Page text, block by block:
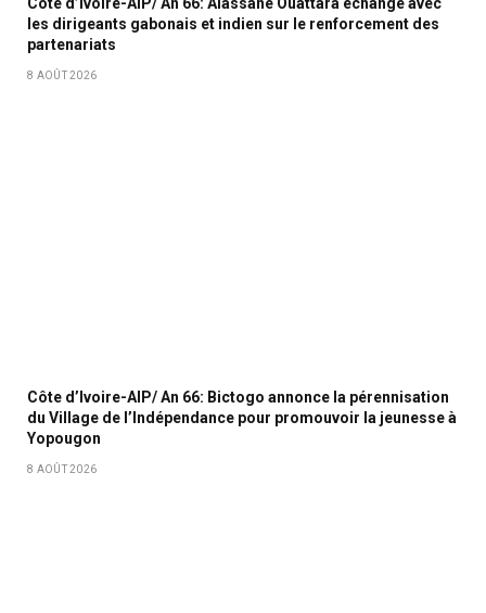
Côte d’Ivoire-AIP/ An 66: Alassane Ouattara échange avec
les dirigeants gabonais et indien sur le renforcement des
partenariats
8 AOÛT 2026
Côte d’Ivoire-AIP/ An 66: Bictogo annonce la pérennisation
du Village de l’Indépendance pour promouvoir la jeunesse à
Yopougon
8 AOÛT 2026